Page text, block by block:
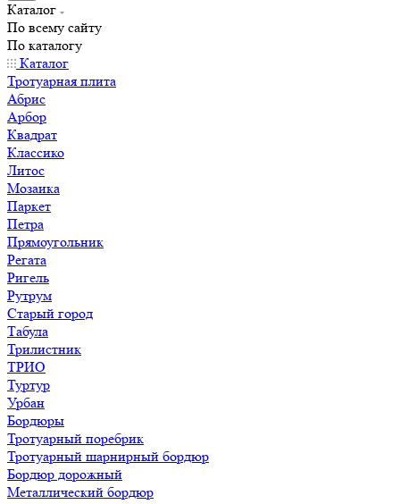
Каталог
По всему сайту
По каталогу
Каталог
Тротуарная плита
Абрис
Арбор
Квадрат
Классико
Литос
Мозаика
Паркет
Петра
Прямоугольник
Регата
Ригель
Рутрум
Старый город
Табула
Трилистник
ТРИО
Туртур
Урбан
Бордюры
Тротуарный поребрик
Тротуарный шарнирный бордюр
Бордюр дорожный
Металлический бордюр